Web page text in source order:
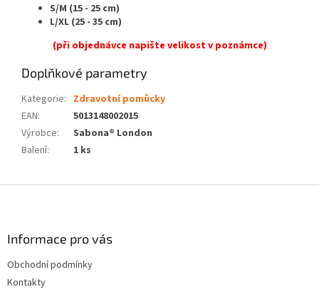
S/M (15 - 25 cm)
L/XL (25 - 35 cm)
(při objednávce napište velikost v poznámce)
Doplňkové parametry
Kategorie: Zdravotní pomůcky
EAN:
5013148002015
Výrobce:
Sabona® London
Balení: 1 ks
Informace pro vás
Obchodní podmínky
Kontakty